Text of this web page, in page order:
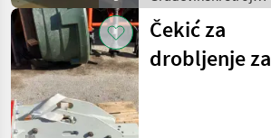
/ Mali građevinski
strojevi
Čekić za
drobljenje za